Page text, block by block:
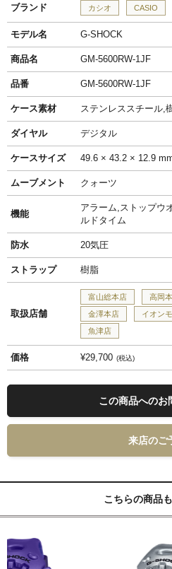
ブランド カシオ CASIO
モデル名 G-SHOCK
商品名 GM-5600RW-1JF
品番 GM-5600RW-1JF
ケース素材 ステンレススチール,
ダイヤル デジタル
ケースサイズ 49.6 × 43.2 × 12.9
ムーブメント クォーツ
機能
アラーム,ストップウ
ルドタイム
防水 20気圧
ストラップ 樹脂
取扱店舗
富山総本店 高岡
金澤本店
イオン
魚津店
価格 ¥29,700 税込
この商品へのお
来店のご
こちらの商品